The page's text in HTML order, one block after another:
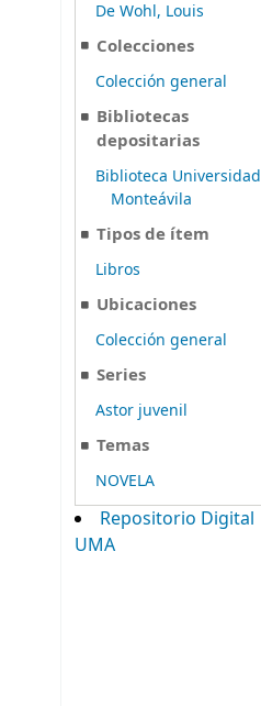
De Wohl, Louis
Colecciones
Colección general
Bibliotecas
depositarias
Biblioteca Universidad
Monteávila
Tipos de ítem
Libros
Ubicaciones
Colección general
Series
Astor juvenil
Temas
NOVELA
Repositorio Digital
UMA